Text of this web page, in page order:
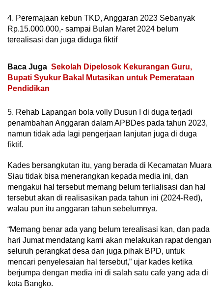
4. Peremajaan kebun TKD, Anggaran 2023 Sebanyak
Rp.15.000.000,- sampai Bulan Maret 2024 belum
terealisasi dan juga diduga fiktif
Baca Juga Sekolah Dipelosok Kekurangan Guru,
Bupati Syukur Bakal Mutasikan untuk Pemerataan
Pendidikan
5. Rehab Lapangan bola volly Dusun I di duga terjadi
penambahan Anggaran dalam APBDes pada tahun 2023,
namun tidak ada lagi pengerjaan lanjutan juga di duga
fiktif.
Kades bersangkutan itu, yang berada di Kecamatan Muara
Siau tidak bisa menerangkan kepada media ini, dan
mengakui hal tersebut memang belum terlialisasi dan hal
tersebut akan di realisasikan pada tahun ini (2024-Red),
walau pun itu anggaran tahun sebelumnya.
“Memang benar ada yang belum terealisasi kan, dan pada
hari Jumat mendatang kami akan melakukan rapat dengan
seluruh perangkat desa dan juga pihak BPD, untuk
mencari penyelesaian hal tersebut,” ujar kades ketika
berjumpa dengan media ini di salah satu cafe yang ada di
kota Bangko.